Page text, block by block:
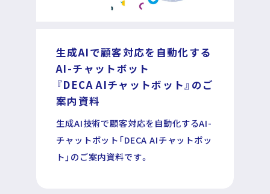
生成AIで顧客対応を自動化する
AI-チャットボット
『DECA AIチャットボット』のご
案内資料
生成AI技術で顧客対応を自動化するAI-
チャットボット「DECA AIチャットボッ
ト」のご案内資料です。